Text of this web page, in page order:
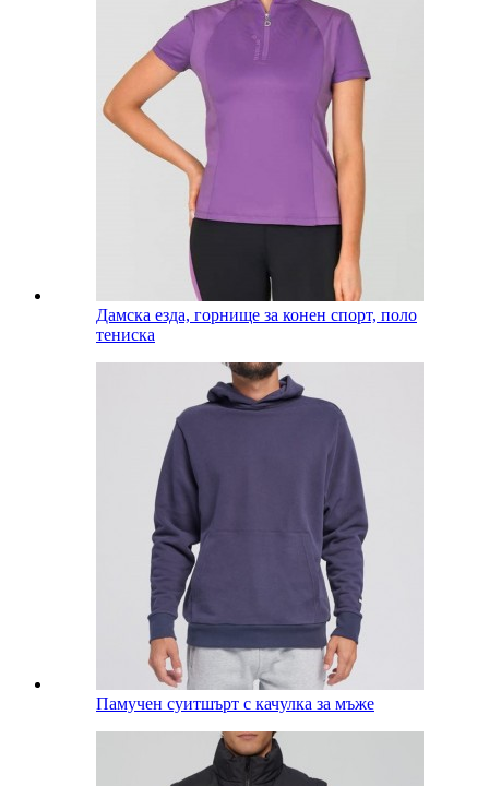
Дамска езда, горнище за конен спорт, поло
тениска
Памучен суитшърт с качулка за мъже